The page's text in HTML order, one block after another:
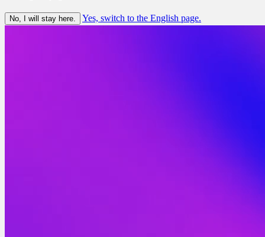
No, I will stay here. Yes, switch to the English page.